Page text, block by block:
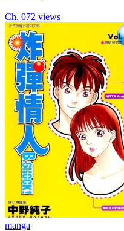
Ch. 072 views
manga